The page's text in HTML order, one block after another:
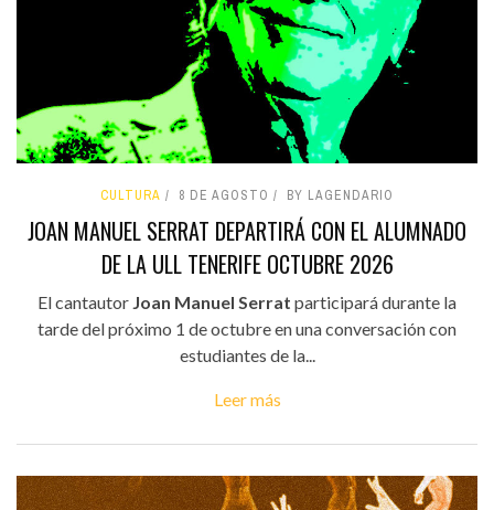
CULTURA 8 DE AGOSTO BY LAGENDARIO
JOAN MANUEL SERRAT DEPARTIRÁ CON EL ALUMNADO
DE LA ULL TENERIFE OCTUBRE 2026
El cantautor Joan Manuel Serrat participará durante la
tarde del próximo 1 de octubre en una conversación con
estudiantes de la...
Leer más